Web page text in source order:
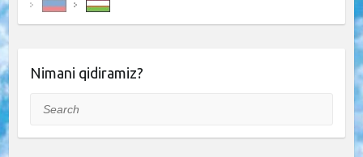
Nimani qidiramiz?
Search